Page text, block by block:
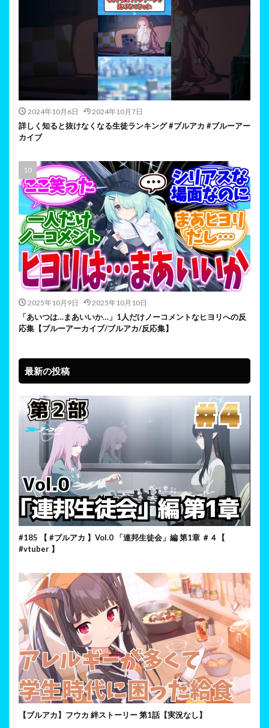
2024年10月6日 2024年10月7日
詳しく知ると抜けなくなる生徒ランキング #ブルアカ #ブルーアー
カイブ
2025年10月9日 2025年10月10日
「あいつは…まあいいか…」1人だけノーコメントなヒヨリへの反
応集【ブルーアーカイブ/ブルアカ/反応集】
最新の投稿
#185 【 #ブルアカ 】Vol.0 「連邦生徒会」編 第1章 ＃４【
#vtuber 】
【ブルアカ】フウカ 絆ストーリー 第1話【実況なし】